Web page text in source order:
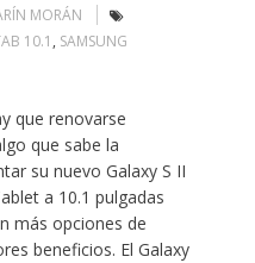
MORÁN
10.1 , SAMSUNG
que renovarse
que sabe la
su nuevo Galaxy S II
a 10.1 pulgadas
más opciones de
beneficios. El Galaxy